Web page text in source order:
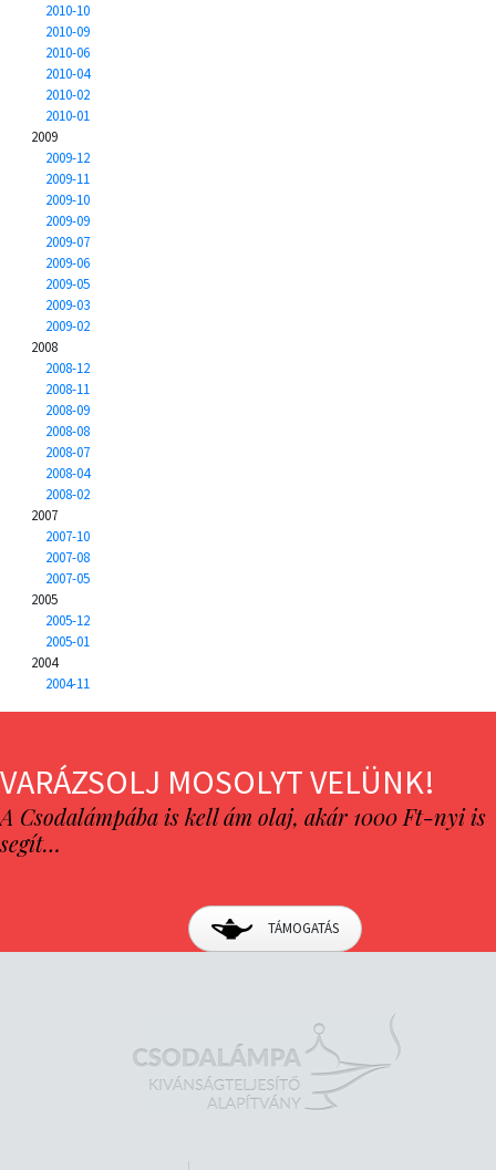
2010-10
2010-09
2010-06
2010-04
2010-02
2010-01
2009
2009-12
2009-11
2009-10
2009-09
2009-07
2009-06
2009-05
2009-03
2009-02
2008
2008-12
2008-11
2008-09
2008-08
2008-07
2008-04
2008-02
2007
2007-10
2007-08
2007-05
2005
2005-12
2005-01
2004
2004-11
VARÁZSOLJ MOSOLYT VELÜNK!
A Csodalámpába is kell ám olaj, akár 1000 Ft-nyi is
segít…
TÁMOGATÁS